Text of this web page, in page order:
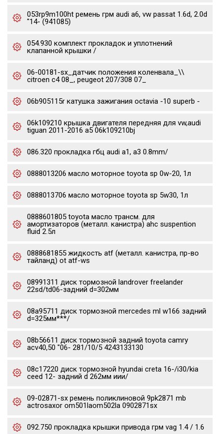
053rp9m100ht ремень грм audi a6, vw passat 1.6d, 2.0d
"14- (941085)
054.930 комплект прокладок и уплотнений
клапанной крышки /
06-00181-sx_датчик положения коленвала_\\
citroen c4 08_, peugeot 207/308 07_
06b905115r катушка зажигания octavia -10 superb -
06k109210 крышка двигателя передняя для vw,audi
tiguan 2011-2016 a5 06k109210bj
086.320 прокладка гбц audi a1, a3 0.8mm/
0888013206 масло моторное toyota sp 0w-20, 1л
0888013706 масло моторное toyota sp 5w30, 1л
0888601805 toyota масло трансм. для
амортизаторов (металл. канистра) ahc suspention
fluid 2.5л
0888681855 жидкость atf (металл. канистра, пр-во
тайланд) ot atf-ws
08991311 диск тормозной landrover freelander
22sd/td06-задний d=302мм
08a95711 диск тормозной mercedes ml w166 задний
d=325мм***/
08b56611 диск тормозной задний toyota camry
acv40,50 "06- 281/10/5 4243133130
08c17220 диск тормозной hyundai creta 16-/i30/kia
ceed 12- задний d 262мм иии/
09-02871-sx ремень поликлиновой 9pk2871 mb
actrosaxor om501laom502la 0902871sx
092.750 прокладка крышки привода грм vag 1.4 / 1.6